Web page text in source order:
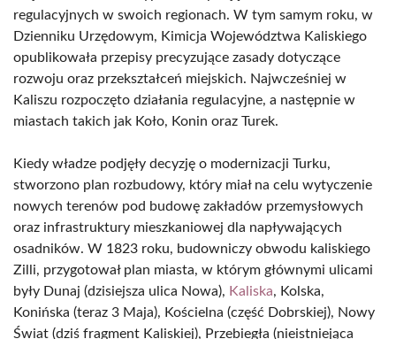
regulacyjnych w swoich regionach. W tym samym roku, w
Dzienniku Urzędowym, Kimicja Województwa Kaliskiego
opublikowała przepisy precyzujące zasady dotyczące
rozwoju oraz przekształceń miejskich. Najwcześniej w
Kaliszu rozpoczęto działania regulacyjne, a następnie w
miastach takich jak Koło, Konin oraz Turek.
Kiedy władze podjęły decyzję o modernizacji Turku,
stworzono plan rozbudowy, który miał na celu wytyczenie
nowych terenów pod budowę zakładów przemysłowych
oraz infrastruktury mieszkaniowej dla napływających
osadników. W 1823 roku, budowniczy obwodu kaliskiego
Zilli, przygotował plan miasta, w którym głównymi ulicami
były Dunaj (dzisiejsza ulica Nowa), Kaliska, Kolska,
Konińska (teraz 3 Maja), Kościelna (część Dobrskiej), Nowy
Świat (dziś fragment Kaliskiej), Przebiegła (nieistniejąca